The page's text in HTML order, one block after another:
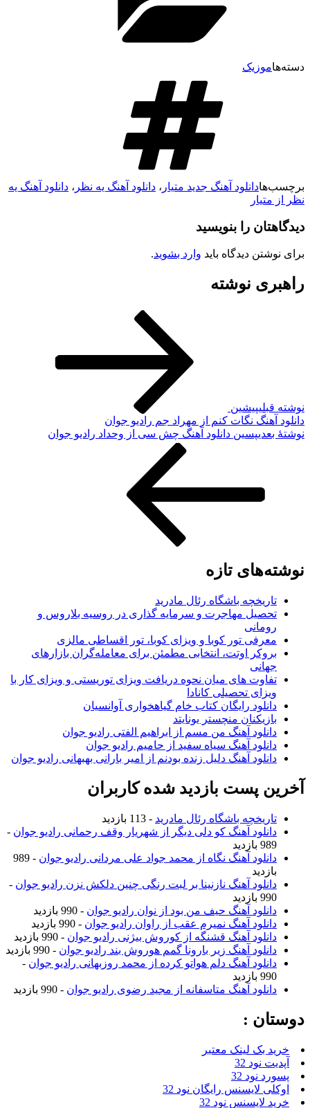
دسته‌هاموزیک
برچسب‌هادانلود آهنگ جدید متیار ، دانلود آهنگ یه نظر ، دانلود آهنگ یه
نظر از متیار
دیدگاهتان را بنویسید
برای نوشتن دیدگاه باید وارد بشوید.
راهبری نوشته
نوشته قبلیپیشین
دانلود آهنگ نگات کنم از مهراد جم رادیو جوان
نوشته‌ٔ بعدیپسین دانلود آهنگ چش سی از وحداد رادیو جوان
نوشته‌های تازه
تاریخچه باشگاه رئال مادرید
تحصیل مهاجرت و سرمایه گذاری در روسیه بلاروس و
رومانی
معرفی تور کوبا و ویزای کوبا، تور اقساطی مالزی
بروکر اوتت، انتخابی مطمئن برای معامله‌گران بازارهای
جهانی
تفاوت های میان نحوه دریافت ویزای توریستی و ویزای کار با
ویزای تحصیلی کانادا
دانلود رایگان کتاب خام گیاهخواری آوانسیان
بازیکنان منچستر یونایتد
دانلود آهنگ من مسم از ابراهیم الفتی رادیو جوان
دانلود آهنگ سیاه سفید از حامیم رادیو جوان
دانلود آهنگ دلیل زنده بودنم از امیر بارانی بهبهانی رادیو جوان
آخرین پست بازدید شده کاربران
تاریخچه باشگاه رئال مادرید - 113 بازدید
دانلود آهنگ کو دلی دیگر از شهریار وقف رحمانی رادیو جوان -
989 بازدید
دانلود آهنگ نگاه از محمد جواد علی مردانی رادیو جوان
- 989
بازدید
دانلود آهنگ نازنینا بر لبت رنگی چنین دلکش نزن رادیو جوان -
990 بازدید
دانلود آهنگ حیف من بود از نوان رادیو جوان - 990 بازدید
دانلود آهنگ نمیرم عقب از راوان رادیو جوان - 990 بازدید
دانلود آهنگ قشنگه از کوروش بیژنی رادیو جوان - 990 بازدید
دانلود آهنگ زیر بارونا گمم هوروش بند رادیو جوان - 990 بازدید
دانلود آهنگ دلم هواتو کرده از محمد روزبهانی رادیو جوان -
990 بازدید
دانلود آهنگ متاسفانه از مجید رضوی رادیو جوان - 990 بازدید
دوستان :
خرید بک لینک معتبر
آپدیت نود 32
پسورد نود 32
اوکلی لایسنس رایگان نود 32
خرید لایسنس نود 32